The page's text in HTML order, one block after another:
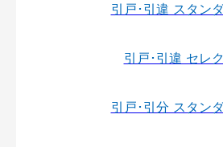
引戸･引違 スタン
引戸･引違 セレ
引戸･引分 スタン